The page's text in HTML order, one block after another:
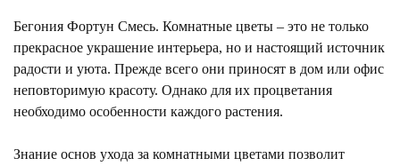
Алтая
Бегония Фортун Смесь. Комнатные цветы – это не только
прекрасное украшение интерьера, но и настоящий источник
радости и уюта. Прежде всего они приносят в дом или офис
неповторимую красоту. Однако для их процветания
необходимо особенности каждого растения.
Знание основ ухода за комнатными цветами позволит